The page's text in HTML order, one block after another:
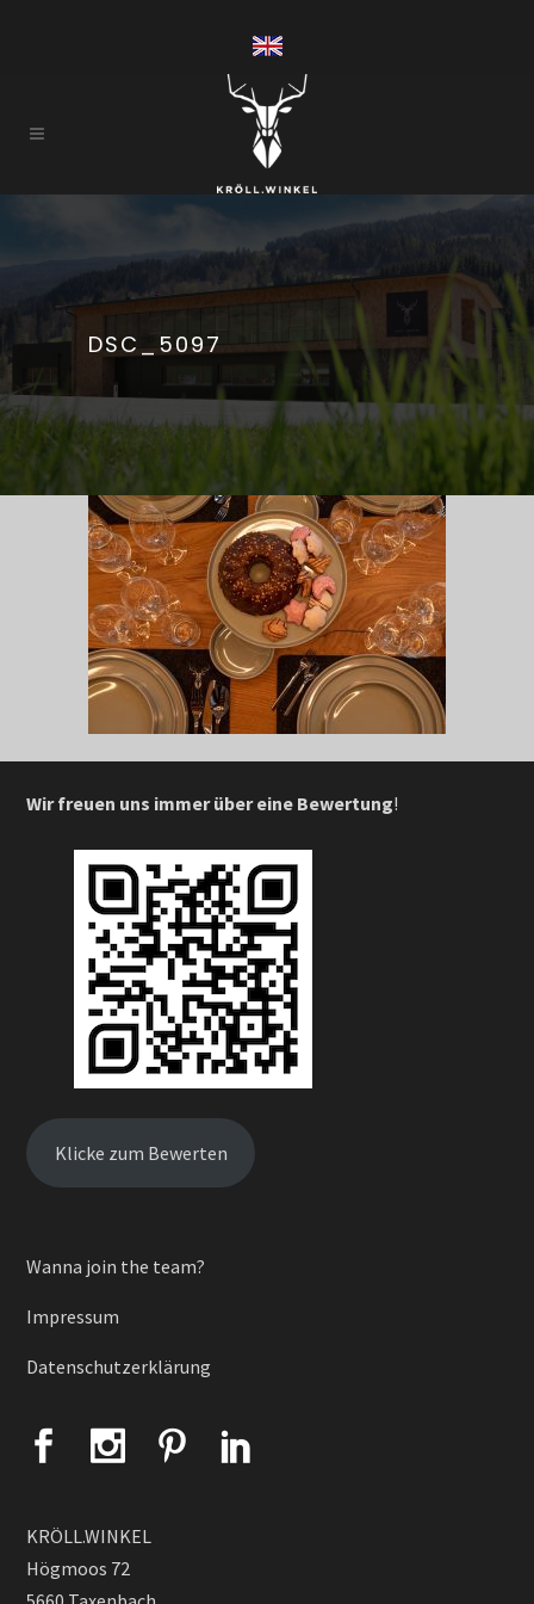
DSC_5097
Wir freuen uns immer über eine Bewertung!
Klicke zum Bewerten
Wanna join the team?
Impressum
Datenschutzerklärung
KRÖLL.WINKEL
Högmoos 72